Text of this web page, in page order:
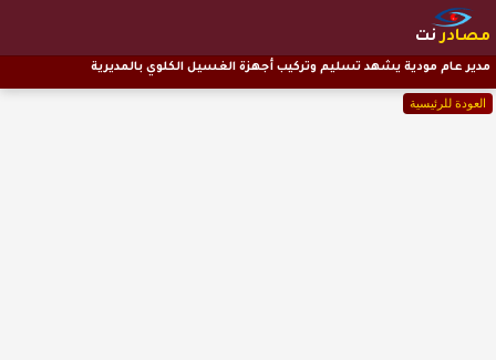
مصادرنت
العودة للرئيسية
مدير عام مودية يشهد تسليم وتركيب أجهزة الغسيل الكلوي بالمديرية